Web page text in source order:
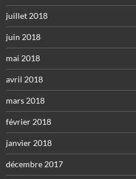
juillet 2018
juin 2018
mai 2018
avril 2018
mars 2018
février 2018
janvier 2018
décembre 2017